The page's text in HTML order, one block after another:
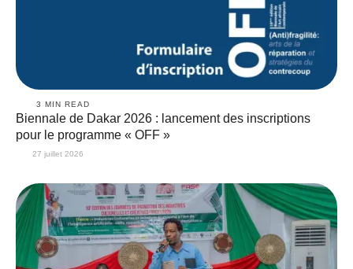
3 MIN READ
Biennale de Dakar 2026 : lancement des inscriptions
pour le programme « OFF »
27 juillet 2026